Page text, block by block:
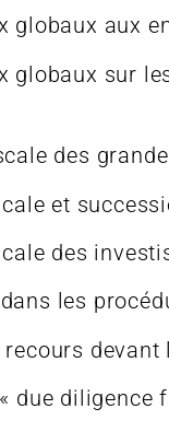
globaux aux
globaux sur
des
et
des
les
recours
due diligence